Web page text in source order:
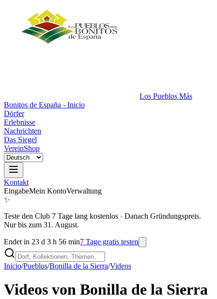
Los Pueblos Más
Bonitos de España - Inicio
Dörfer
Erlebnisse
Nachrichten
Das Siegel
VereinShop
Kontakt
EingabeMein KontoVerwaltung
✨
Teste den Club 7 Tage lang kostenlos · Danach Gründungspreis.
Nur bis zum 31. August.
Endet in 23 d 3 h 56 min7 Tage gratis testen
Inicio/Pueblos/Bonilla de la Sierra/Videos
Videos von Bonilla de la Sierra